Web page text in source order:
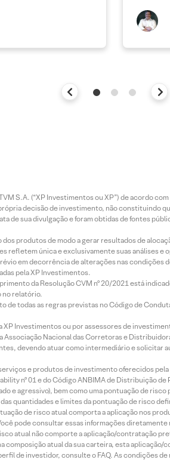
S.A. (“XP Investimentos ou XP”) de acordo
decisão de investimento, não constituindo
de sua divulgação e foram obtidas de fontes
produtos de modo a gerar resultados de
refletem única e exclusivamente suas análises
em decorrência de alterações nas condições
pela XP Investimentos.
da Resolução CVM nº 20/2021 está
no relatório.
todas as regras previstas no Código de
Investimentos ou por assessores de
Nacional das Corretoras e
devendo atuar como intermediário e solicitar
e produtos de investimento oferecidos
nº 01 e do Código ANBIMA de Distribuição
e agressivo), bem como uma pontuação de
quantidades e limites da pontuação de risco
de risco atual comporta a aplicação nos
pode consultar essas informações
atual não comporte a aplicação/contratação
atual da sua carteira, esta
de investidor, consulte o FAQ. As condições